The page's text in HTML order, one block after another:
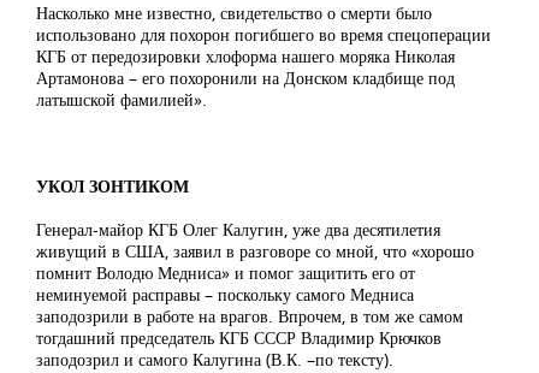
Насколько мне известно, свидетельство о смерти было
использовано для похорон погибшего во время спецоперации
КГБ от передозировки хлоформа нашего моряка Николая
Артамонова – его похоронили на Донском кладбище под
латышской фамилией».
УКОЛ ЗОНТИКОМ
Генерал-майор КГБ Олег Калугин, уже два десятилетия
живущий в США, заявил в разговоре со мной, что «хорошо
помнит Володю Медниса» и помог защитить его от
неминуемой расправы – поскольку самого Медниса
заподозрили в работе на врагов. Впрочем, в том же самом
тогдашний председатель КГБ СССР Владимир Крючков
заподозрил и самого Калугина (В.К. –по тексту).